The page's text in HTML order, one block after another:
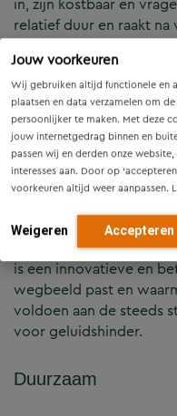
Jouw voorkeuren
Wij gebruiken altijd functionele en
plaatsen en data verzamelen om
persoonlijker te maken. Met deze
jouw internetgedrag binnen en
passen wij en derden onze
interesses aan. Door op
voorkeuren altijd weer aanpassen.
Weigeren Accepteren
in, zijn kostbaar en
relatief duur en raakt
GeluidVangrail is
gaat. Nog een voordeel:
extra toepassing
asfalt ligt en waar toch
helpt overheden onder
Innovaties
De GeluidVangrail is
een
is een innovatieve en
wegbeeld past en
voldoen aan de steeds
voor geluidshinder.
Duurzaam